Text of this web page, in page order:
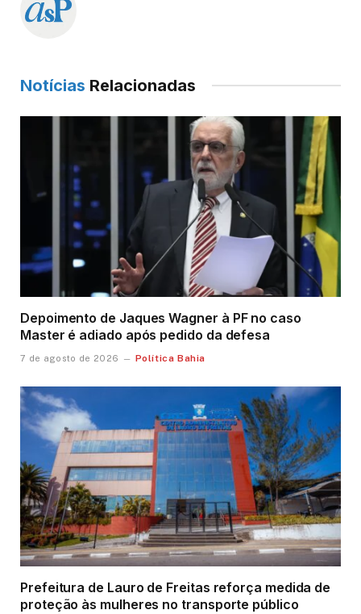
Notícias Relacionadas
Depoimento de Jaques Wagner à PF no caso
Master é adiado após pedido da defesa
7 de agosto de 2026 Política Bahia
Prefeitura de Lauro de Freitas reforça medida de
proteção às mulheres no transporte público